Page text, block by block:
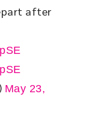
after
May 23,